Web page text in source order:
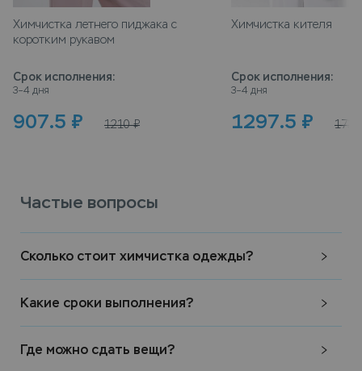
Химчистка летнего пиджака с
коротким рукавом
Срок исполнения:
3–4 дня
907.5 ₽ 1210 ₽
Химчистка кителя
Срок исполнения:
3–4 дня
1297.5 ₽ 1730
Частые вопросы
Сколько стоит химчистка одежды?
Какие сроки выполнения?
Где можно сдать вещи?